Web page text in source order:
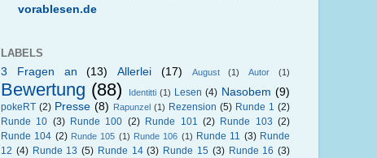
vorablesen.de
LABELS
3 Fragen an
(13) Allerlei (17) August (1) Autor (1)
Bewertung (88) Identitti (1) Lesen (4) Nasobem (9)
pokeRT (2) Presse (8) Rapunzel (1) Rezension (5) Runde 1 (2)
Runde 10 (3) Runde 100 (2) Runde 101 (2) Runde 103 (2)
Runde 104 (2) Runde 105 (1) Runde 106 (1) Runde 11 (3) Runde
12 (4) Runde 13 (5) Runde 14 (3) Runde 15 (3) Runde 16 (3)